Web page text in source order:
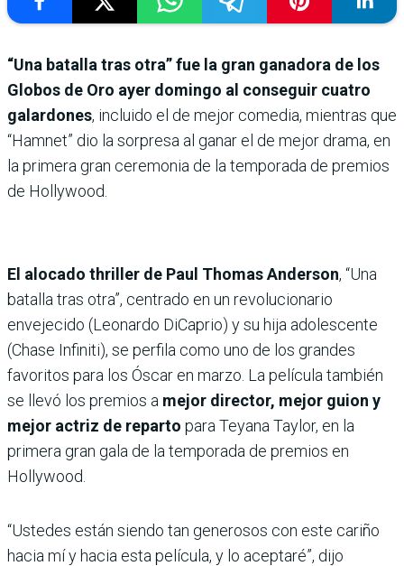
“Una batalla tras otra” fue la gran ganadora de los
Globos de Oro ayer domingo al conseguir cuatro
galardones, incluido el de mejor comedia, mientras que
“Hamnet” dio la sorpresa al ganar el de mejor drama, en
la primera gran ceremonia de la temporada de premios
de Hollywood.
El alocado thriller de Paul Thomas Anderson, “Una
batalla tras otra”, centrado en un revolucionario
envejecido (Leonardo DiCaprio) y su hija adolescente
(Chase Infiniti), se perfila como uno de los grandes
favoritos para los Óscar en marzo. La película también
se llevó los premios a mejor director, mejor guion y
mejor actriz de reparto para Teyana Taylor, en la
primera gran gala de la temporada de premios en
Hollywood.
“Ustedes están siendo tan generosos con este cariño
hacia mí y hacia esta película, y lo aceptaré”, dijo